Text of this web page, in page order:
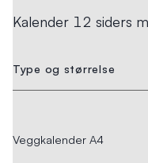
Kalender 12 siders
Type og størrelse
Veggkalender A4